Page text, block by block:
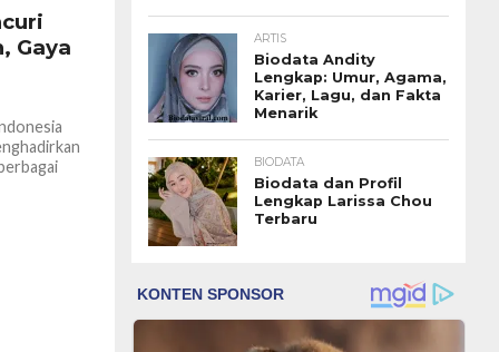
Gaya
ARTIS
Biodata Andity
Lengkap: Umur, Agama,
Karier, Lagu, dan Fakta
Menarik
BIODATA
Biodata dan Profil
Lengkap Larissa Chou
Terbaru